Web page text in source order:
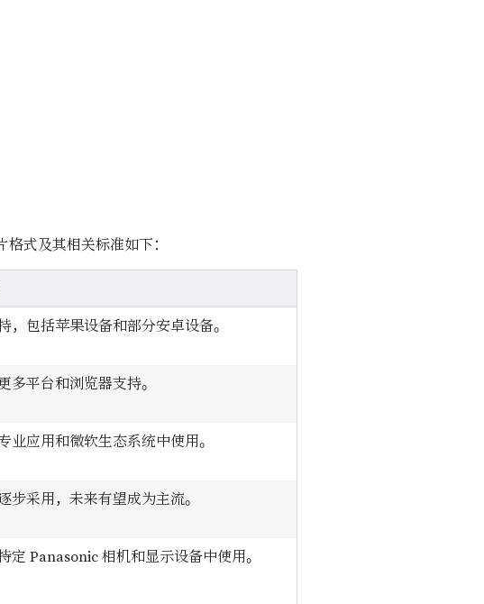
式及其相关标准如下：
，包括苹果设备和部分安卓设备。
多平台和浏览器支持。
业应用和微软生态系统中使用。
步采用，未来有望成为主流。
定 Panasonic 相机和显示设备中使用。